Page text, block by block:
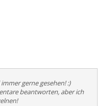
gerne gesehen! :)
beantworten, aber ich